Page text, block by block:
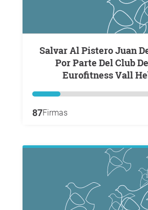
Salvar Al Pistero Juan Del Despido
Por Parte Del Club
Eurofitness Vall
87Firmas